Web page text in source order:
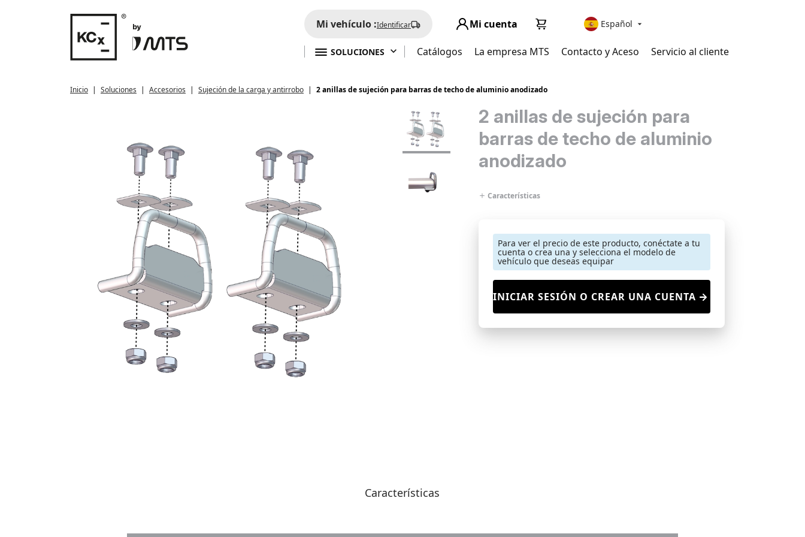
Mi vehículo :Identificar Mi cuenta Español 

SOLUCIONES Catálogos La empresa MTS Contacto y Aceso Servicio al cliente
Inicio Soluciones Accesorios Sujeción de la carga y antirrobo 2 anillas de sujeción para barras de techo de aluminio anodizado
2 anillas de sujeción para
barras de techo de aluminio
anodizado
Características
Para ver el precio de este producto, conéctate a tu
cuenta o crea una y selecciona el modelo de
vehículo que deseas equipar
INICIAR SESIÓN O CREAR UNA CUENTA
Características